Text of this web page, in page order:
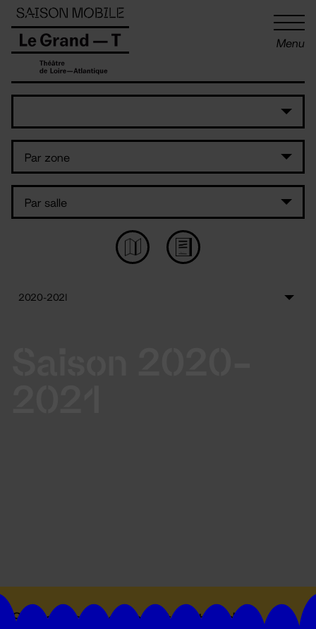
Menu
Suivez toutes les actualités du
Panneau de gestion des cookies